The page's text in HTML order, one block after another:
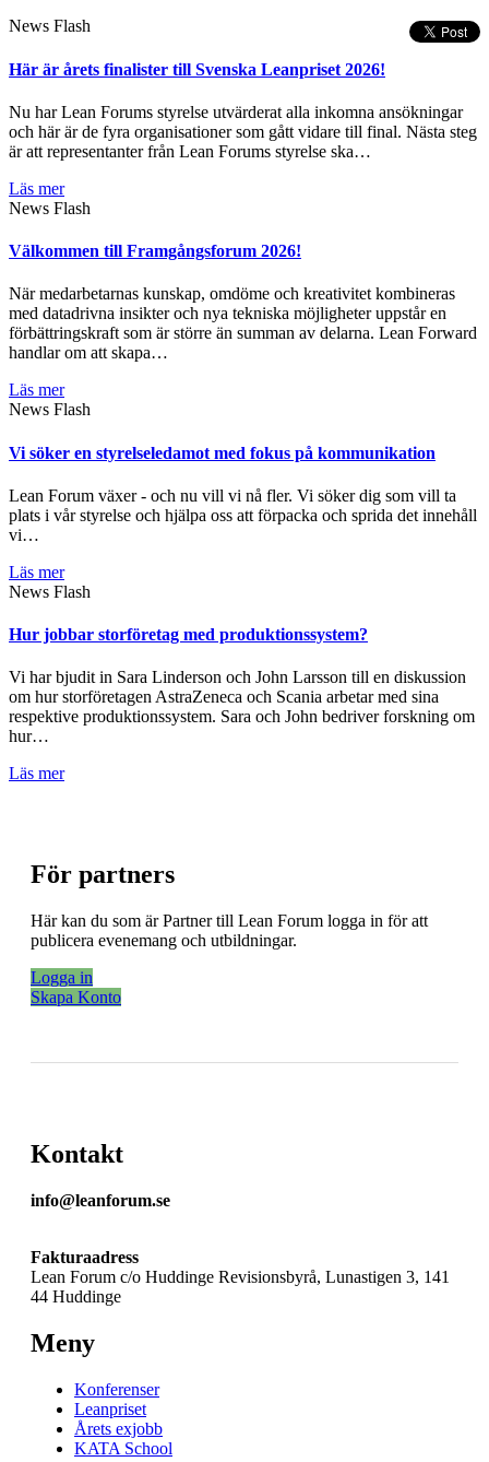
News Flash
Här är årets finalister till Svenska Leanpriset 2026!
Nu har Lean Forums styrelse utvärderat alla inkomna ansökningar
och här är de fyra organisationer som gått vidare till final. Nästa steg
är att representanter från Lean Forums styrelse ska…
Läs mer
News Flash
Välkommen till Framgångsforum 2026!
När medarbetarnas kunskap, omdöme och kreativitet kombineras
med datadrivna insikter och nya tekniska möjligheter uppstår en
förbättringskraft som är större än summan av delarna. Lean Forward
handlar om att skapa…
Läs mer
News Flash
Vi söker en styrelseledamot med fokus på kommunikation
Lean Forum växer - och nu vill vi nå fler. Vi söker dig som vill ta
plats i vår styrelse och hjälpa oss att förpacka och sprida det innehåll
vi…
Läs mer
News Flash
Hur jobbar storföretag med produktionssystem?
Vi har bjudit in Sara Linderson och John Larsson till en diskussion
om hur storföretagen AstraZeneca och Scania arbetar med sina
respektive produktionssystem. Sara och John bedriver forskning om
hur…
Läs mer
För partners
Här kan du som är Partner till Lean Forum logga in för att
publicera evenemang och utbildningar.
Logga in
Skapa Konto
Kontakt
info@leanforum.se
Fakturaadress
Lean Forum c/o Huddinge Revisionsbyrå, Lunastigen 3, 141
44 Huddinge
Meny
Konferenser
Leanpriset
Årets exjobb
KATA School